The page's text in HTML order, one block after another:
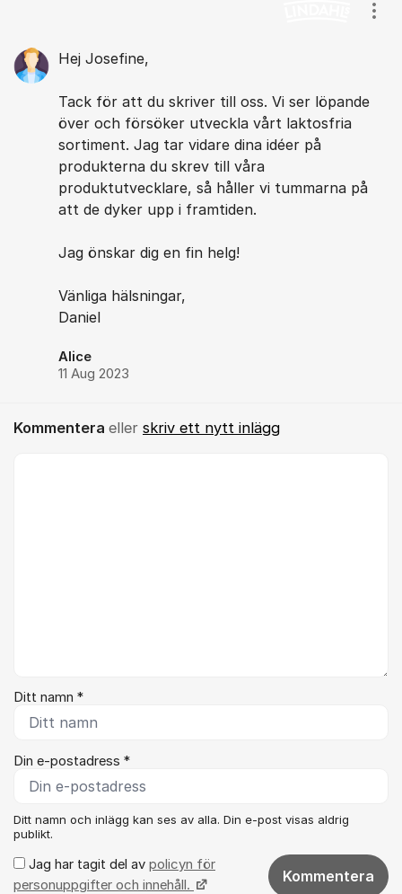
Hej Josefine,
Tack för att du skriver till oss. Vi ser löpande
över och försöker utveckla vårt laktosfria
sortiment. Jag tar vidare dina idéer på
produkterna du skrev till våra
produktutvecklare, så håller vi tummarna på
att de dyker upp i framtiden.
Jag önskar dig en fin helg!
Vänliga hälsningar,
Daniel
Alice
11 Aug 2023
Kommentera eller skriv ett nytt inlägg
Ditt namn *
Din e-postadress *
Ditt namn och inlägg kan ses av alla. Din e-post visas aldrig
publikt.
Jag har tagit del av policyn för
personuppgifter och innehåll.
Kommentera